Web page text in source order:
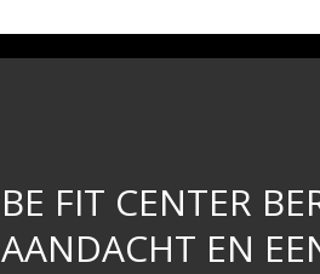
BE FIT CENTER
AANDACHT EN